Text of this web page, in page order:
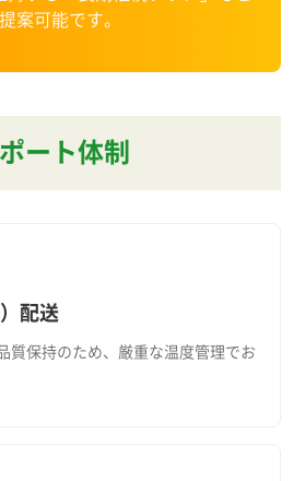
提案可能です。
ート体制
配送
質保持のため、厳重な温度管理でお